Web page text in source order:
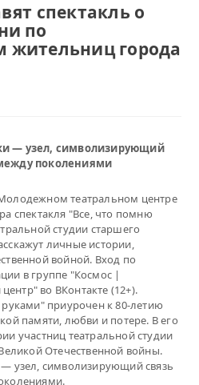
спектакль о
по
жительниц города
— узел, символизирующий
поколениями
Молодежном театральном центре
спектакля "Все, что помню
студии старшего
личные истории,
войной. Вход по
в группе "Космос |
во ВКонтакте (12+).
приурочен к 80-летию
памяти, любви и потере. В его
участниц театральной студии
Отечественной войны.
узел, символизирующий связь